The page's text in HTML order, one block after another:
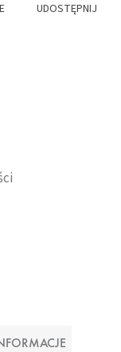
UDOSTĘPNIJ